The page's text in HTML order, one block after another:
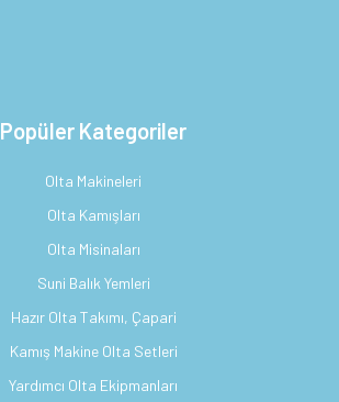
Popüler Kategoriler
Olta Makineleri
Olta Kamışları
Olta Misinaları
Suni Balık Yemleri
Hazır Olta Takımı, Çapari
Kamış Makine Olta Setleri
Yardımcı Olta Ekipmanları